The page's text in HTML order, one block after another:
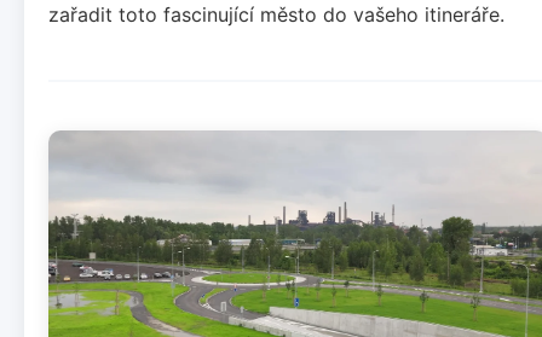
zařadit toto fascinující město do vašeho itineráře.